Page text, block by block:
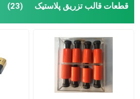
قطعات قالب تزریق پلاستیک (23)